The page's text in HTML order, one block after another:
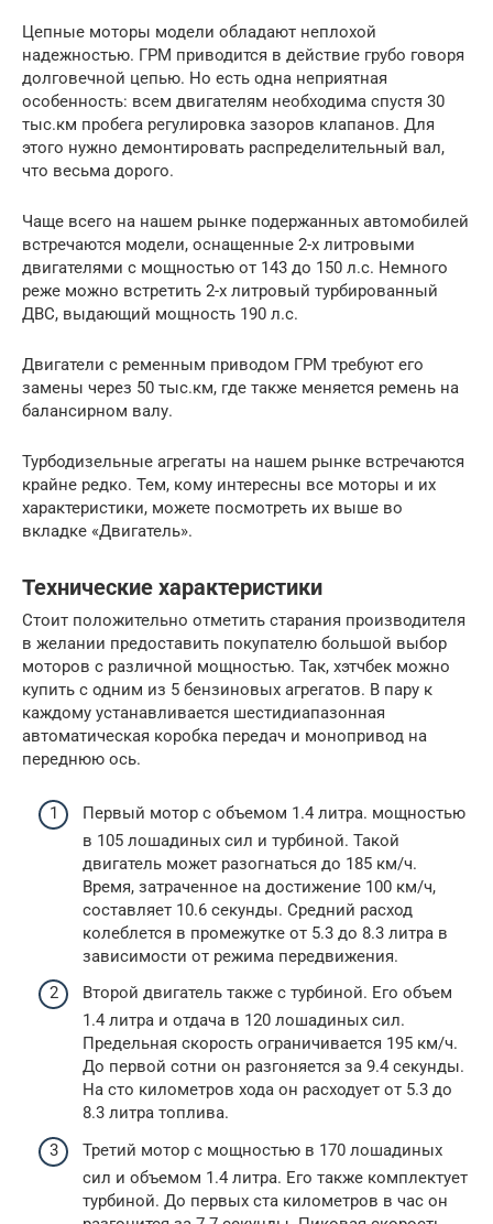
Цепные моторы модели обладают неплохой
надежностью. ГРМ приводится в действие грубо говоря
долговечной цепью. Но есть одна неприятная
особенность: всем двигателям необходима спустя 30
тыс.км пробега регулировка зазоров клапанов. Для
этого нужно демонтировать распределительный вал,
что весьма дорого.
Чаще всего на нашем рынке подержанных автомобилей
встречаются модели, оснащенные 2-х литровыми
двигателями с мощностью от 143 до 150 л.с. Немного
реже можно встретить 2-х литровый турбированный
ДВС, выдающий мощность 190 л.с.
Двигатели с ременным приводом ГРМ требуют его
замены через 50 тыс.км, где также меняется ремень на
балансирном валу.
Турбодизельные агрегаты на нашем рынке встречаются
крайне редко. Тем, кому интересны все моторы и их
характеристики, можете посмотреть их выше во
вкладке «Двигатель».
Технические характеристики
Стоит положительно отметить старания производителя
в желании предоставить покупателю большой выбор
моторов с различной мощностью. Так, хэтчбек можно
купить с одним из 5 бензиновых агрегатов. В пару к
каждому устанавливается шестидиапазонная
автоматическая коробка передач и монопривод на
переднюю ось.
Первый мотор с объемом 1.4 литра. мощностью
в 105 лошадиных сил и турбиной. Такой
двигатель может разогнаться до 185 км/ч.
Время, затраченное на достижение 100 км/ч,
составляет 10.6 секунды. Средний расход
колеблется в промежутке от 5.3 до 8.3 литра в
зависимости от режима передвижения.
Второй двигатель также с турбиной. Его объем
1.4 литра и отдача в 120 лошадиных сил.
Предельная скорость ограничивается 195 км/ч.
До первой сотни он разгоняется за 9.4 секунды.
На сто километров хода он расходует от 5.3 до
8.3 литра топлива.
Третий мотор с мощностью в 170 лошадиных
сил и объемом 1.4 литра. Его также комплектует
турбиной. До первых ста километров в час он